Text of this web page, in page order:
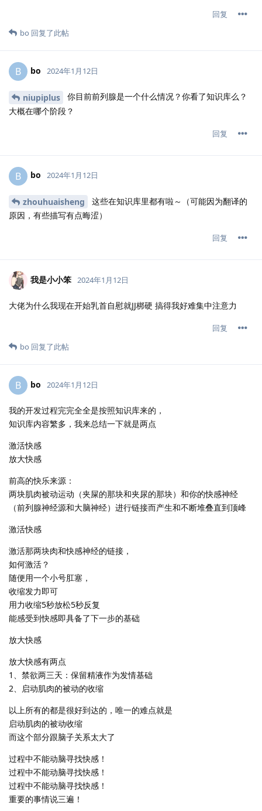
回复
bo 回复了此帖
B bo 2024年1月12日
niupiplus
你目前前列腺是一个什么情况？你看了知识库么？
大概在哪个阶段？
回复
B bo 2024年1月12日
zhouhuaisheng
这些在知识库里都有啦～（可能因为翻译的
原因，有些描写有点晦涩）
回复
我是小小笨 2024年1月12日
大佬为什么我现在开始乳首自慰就JJ梆硬 搞得我好难集中注意力
回复
bo 回复了此帖
B bo 2024年1月12日
我的开发过程完完全全是按照知识库来的，
知识库内容繁多，我来总结一下就是两点
激活快感
放大快感
前高的快乐来源：
两块肌肉被动运动（夹屎的那块和夹尿的那块）和你的快感神经
（前列腺神经源和大脑神经）进行链接而产生和不断堆叠直到顶峰
激活快感
激活那两块肉和快感神经的链接，
如何激活？
随便用一个小号肛塞，
收缩发力即可
用力收缩5秒放松5秒反复
能感受到快感即具备了下一步的基础
放大快感
放大快感有两点
1、禁欲两三天：保留精液作为发情基础
2、启动肌肉的被动的收缩
以上所有的都是很好到达的，唯一的难点就是
启动肌肉的被动收缩
而这个部分跟脑子关系太大了
过程中不能动脑寻找快感！
过程中不能动脑寻找快感！
过程中不能动脑寻找快感！
重要的事情说三遍！